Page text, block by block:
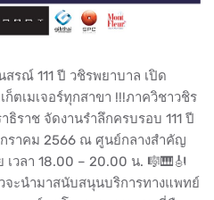
รณ์ 111 ปี วชิรพยาบาล เปิด
ตเมเจอร์ทุกสาขา !!!ภาควิชาวชิร
ราช จัดงานรำลึกครบรอบ 111 ปี
ราคม 2566 ณ ศูนย์กลางสำคัญ
วลา 18.00 – 20.00 น. 🎼🎹🎻
ะนำมาสนับสนุนบริการทางแพทย์